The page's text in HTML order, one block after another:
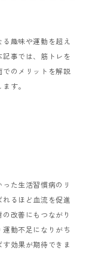
趣味や運動を超え
事では、筋トレを
のメリットを解説
す。
た生活習慣病のリ
るほど血流を促進
改善にもつながり
動不足になりがち
効果が期待できま